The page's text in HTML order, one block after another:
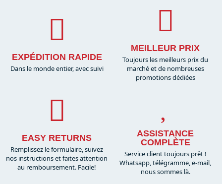
EXPÉDITION RAPIDE
Dans le monde entier, avec suivi
MEILLEUR PRIX
Toujours les meilleurs prix du
marché et de nombreuses
promotions dédiées
EASY RETURNS
Remplissez le formulaire, suivez
nos instructions et faites attention
au remboursement. Facile!
ASSISTANCE
COMPLÈTE
Service client toujours prêt !
Whatsapp, télégramme, e-mail,
nous sommes là.​